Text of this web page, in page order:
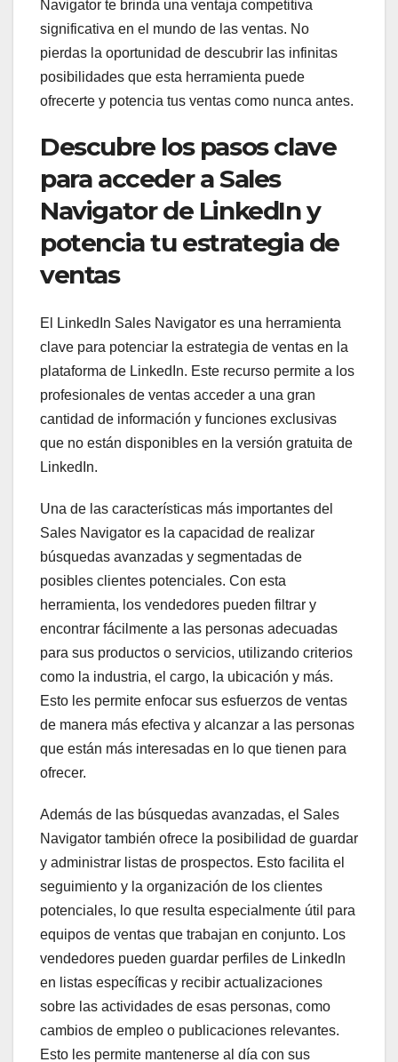
Navigator te brinda una ventaja competitiva
significativa en el mundo de las ventas. No
pierdas la oportunidad de descubrir las infinitas
posibilidades que esta herramienta puede
ofrecerte y potencia tus ventas como nunca antes.
Descubre los pasos clave
para acceder a Sales
Navigator de LinkedIn y
potencia tu estrategia de
ventas
El LinkedIn Sales Navigator es una herramienta
clave para potenciar la estrategia de ventas en la
plataforma de LinkedIn. Este recurso permite a los
profesionales de ventas acceder a una gran
cantidad de información y funciones exclusivas
que no están disponibles en la versión gratuita de
LinkedIn.
Una de las características más importantes del
Sales Navigator es la capacidad de realizar
búsquedas avanzadas y segmentadas de
posibles clientes potenciales. Con esta
herramienta, los vendedores pueden filtrar y
encontrar fácilmente a las personas adecuadas
para sus productos o servicios, utilizando criterios
como la industria, el cargo, la ubicación y más.
Esto les permite enfocar sus esfuerzos de ventas
de manera más efectiva y alcanzar a las personas
que están más interesadas en lo que tienen para
ofrecer.
Además de las búsquedas avanzadas, el Sales
Navigator también ofrece la posibilidad de guardar
y administrar listas de prospectos. Esto facilita el
seguimiento y la organización de los clientes
potenciales, lo que resulta especialmente útil para
equipos de ventas que trabajan en conjunto. Los
vendedores pueden guardar perfiles de LinkedIn
en listas específicas y recibir actualizaciones
sobre las actividades de esas personas, como
cambios de empleo o publicaciones relevantes.
Esto les permite mantenerse al día con sus